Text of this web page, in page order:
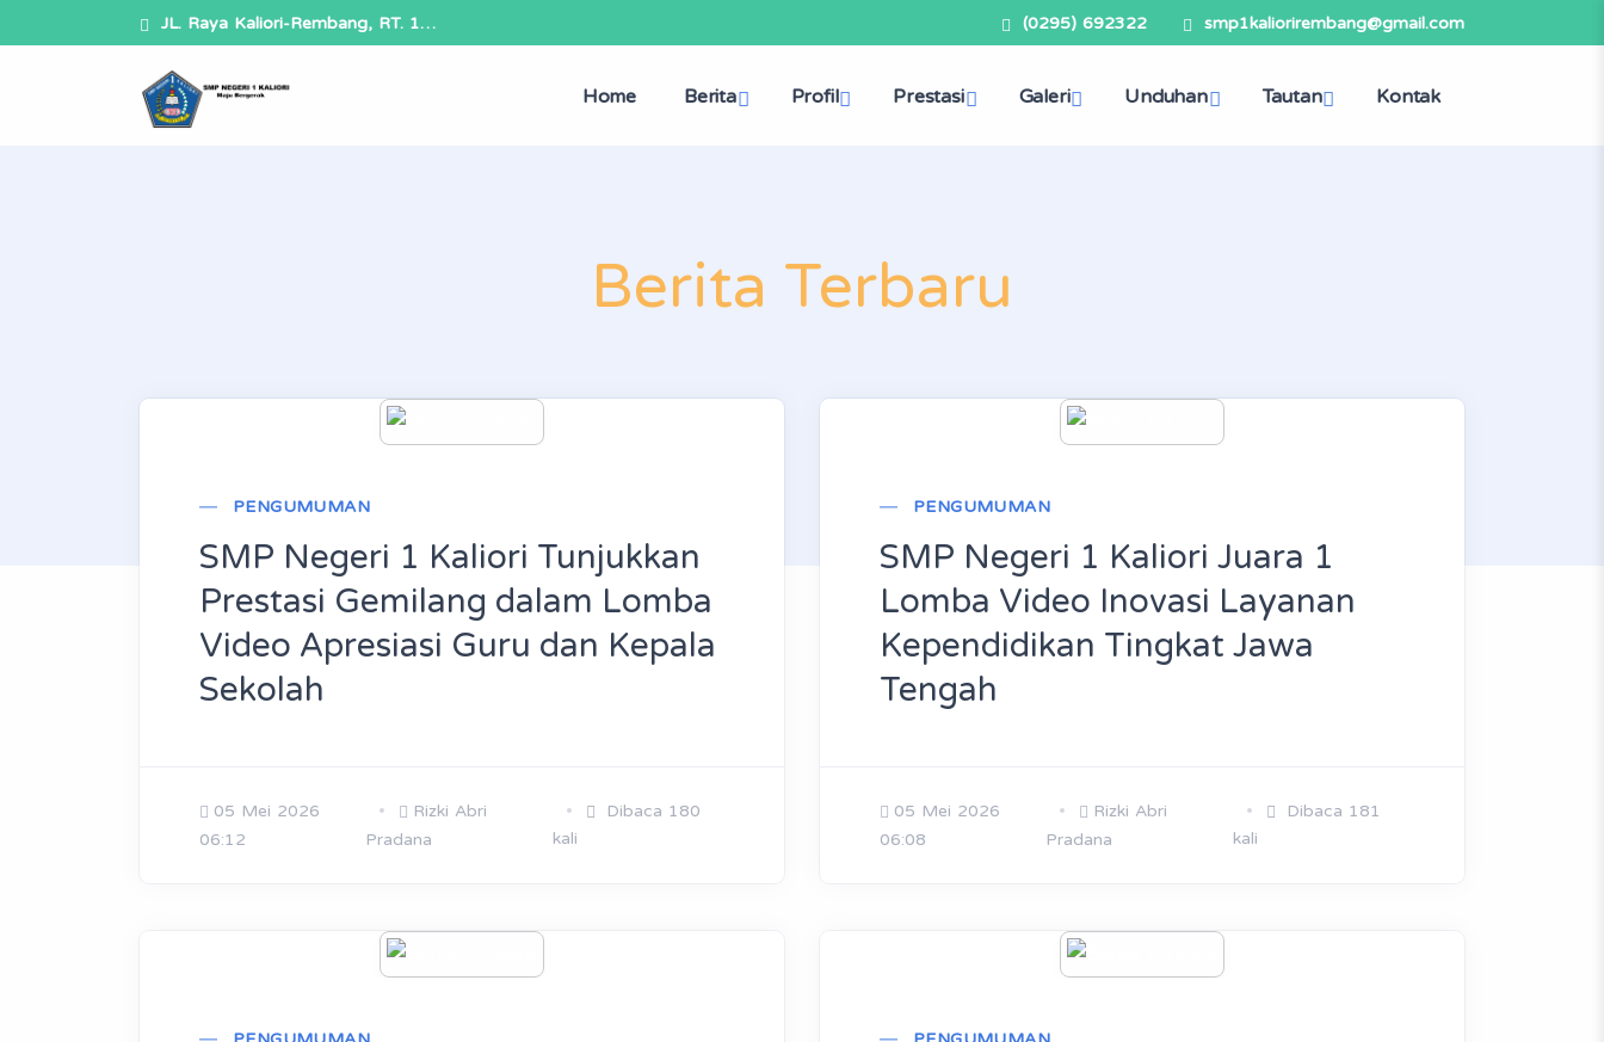
JL. Raya Kaliori-Rembang, RT. 1… (0295) 692322 smp1kaliorirembang@gmail.com
Home Berita Profil Prestasi Galeri Unduhan Tautan Kontak
Berita Terbaru
PENGUMUMAN
SMP Negeri 1 Kaliori Tunjukkan
Prestasi Gemilang dalam Lomba
Video Apresiasi Guru dan Kepala
Sekolah
05 Mei 2026
06:12
Rizki Abri
Pradana
Dibaca 180
kali
PENGUMUMAN
SMP Negeri 1 Kaliori Juara 1
Lomba Video Inovasi Layanan
Kependidikan Tingkat Jawa
Tengah
05 Mei 2026
06:08
Rizki Abri
Pradana
Dibaca 181
kali